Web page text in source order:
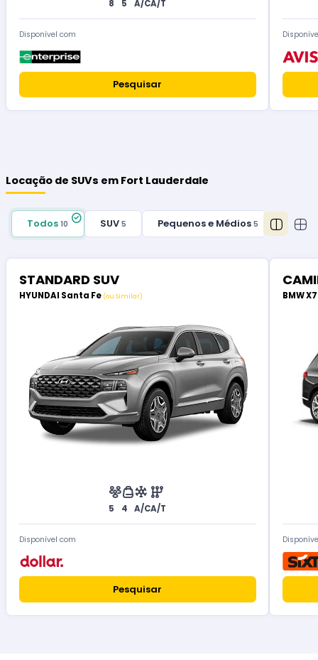
8 5 A/CA/T
Disponível com
Pesquisar
Locação de SUVs em Fort Lauderdale
Todos10 SUV 5 Pequenos e Médios 5
STANDARD SUV
HYUNDAI Santa Fe (ou Similar)
5 4 A/CA/T
Disponível com
Pesquisar
BMW